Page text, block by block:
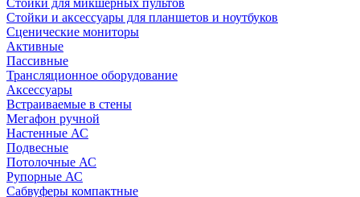
Стойки для микшерных пультов
Стойки и аксессуары для планшетов и ноутбуков
Сценические мониторы
Активные
Пассивные
Трансляционное оборудование
Аксессуары
Встраиваемые в стены
Мегафон ручной
Настенные АС
Подвесные
Потолочные АС
Рупорные АС
Сабвуферы компактные